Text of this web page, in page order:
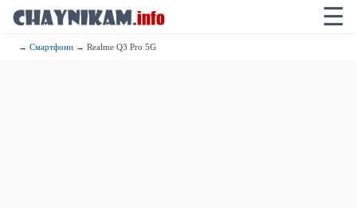
☰
→Смартфони → Realme Q3 Pro 5G